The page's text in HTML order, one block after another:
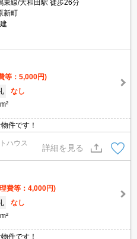
東線/大和田駅 徒歩26分
新町
等：5,000円)
なし
件です！
ハウス
詳細を見る
費等：4,000円)
なし
件です！